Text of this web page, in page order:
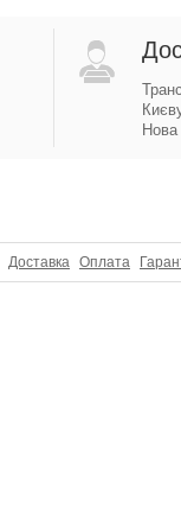
Доставка Оплата